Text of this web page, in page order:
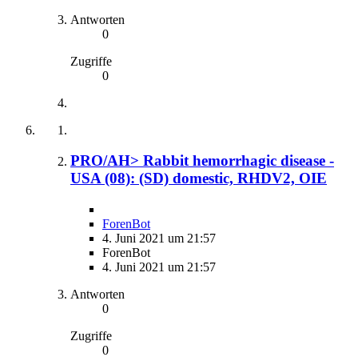
Antworten
0
Zugriffe
0
PRO/AH> Rabbit hemorrhagic disease -
USA (08): (SD) domestic, RHDV2, OIE
ForenBot
4. Juni 2021 um 21:57
ForenBot
4. Juni 2021 um 21:57
Antworten
0
Zugriffe
0